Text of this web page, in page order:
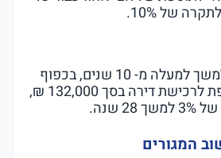
משפחה חד הורית למשך למעלה מ- 10 שנים, בכפוף
לתנאים, תקבל תוספת לרכישת דירה בסך 132,000 ₪,
שנה.
המגורים